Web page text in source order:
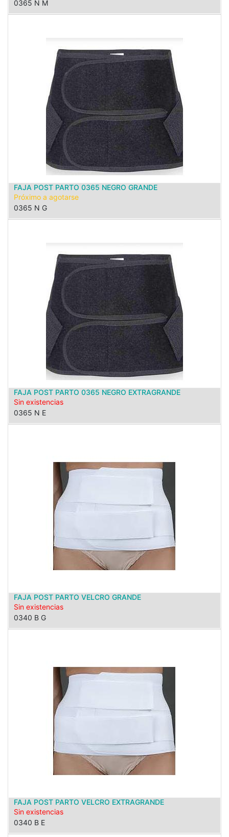
0365 N M
FAJA POST PARTO 0365 NEGRO GRANDE
Próximo a agotarse
0365 N G
FAJA POST PARTO 0365 NEGRO EXTRAGRANDE
Sin existencias
0365 N E
FAJA POST PARTO VELCRO GRANDE
Sin existencias
0340 B G
FAJA POST PARTO VELCRO EXTRAGRANDE
Sin existencias
0340 B E